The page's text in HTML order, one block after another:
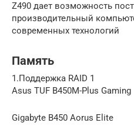
Z490 дает возможность
производительный
современных технологий
Память
1.Поддержка RAID 1
Asus TUF B450M-Plus Gaming
Gigabyte B450 Aorus Elite